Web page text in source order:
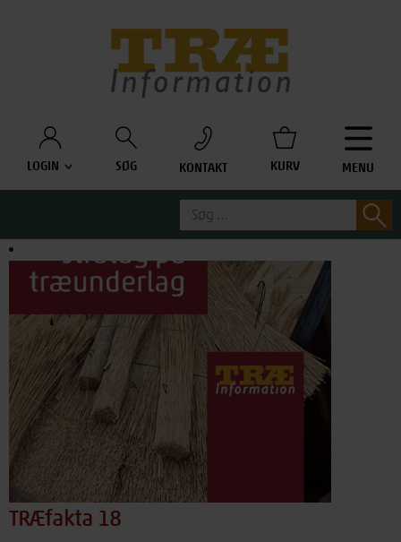
LOGIN SØG KONTAKT KURV MENU
Søg
efter:
TRÆfakta 18